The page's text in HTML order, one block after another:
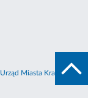
Urząd Miasta Krakowa